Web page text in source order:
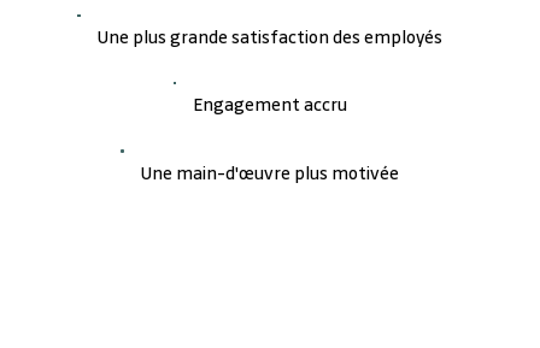
Une plus grande satisfaction des employés
Engagement accru
Une main-d'œuvre plus motivée